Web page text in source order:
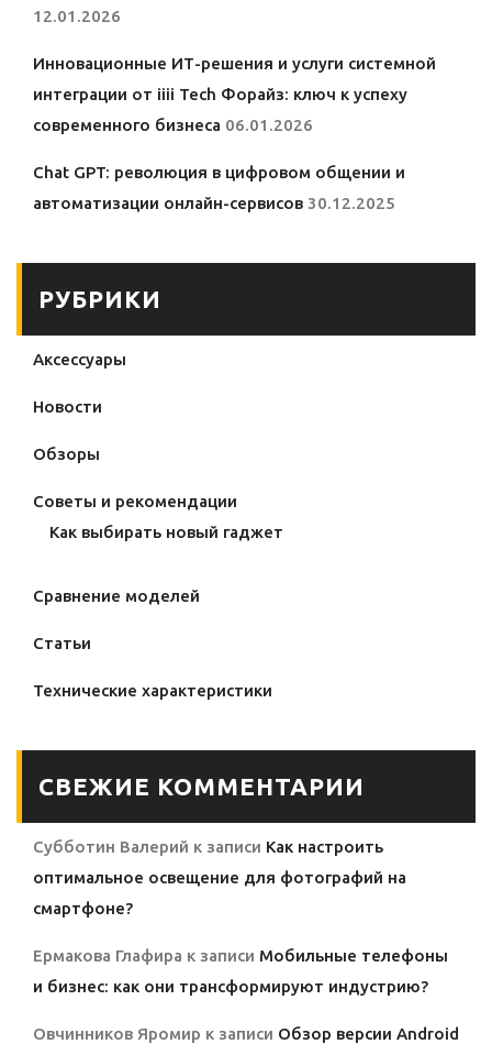
12.01.2026
Инновационные ИТ-решения и услуги системной
интеграции от iiii Tech Форайз: ключ к успеху
современного бизнеса 06.01.2026
Chat GPT: революция в цифровом общении и
автоматизации онлайн-сервисов 30.12.2025
РУБРИКИ
Аксессуары
Новости
Обзоры
Советы и рекомендации
Как выбирать новый гаджет
Сравнение моделей
Статьи
Технические характеристики
СВЕЖИЕ КОММЕНТАРИИ
Субботин Валерий к записи Как настроить
оптимальное освещение для фотографий на
смартфоне?
Ермакова Глафира к записи Мобильные телефоны
и бизнес: как они трансформируют индустрию?
Овчинников Яромир к записи Обзор версии Android